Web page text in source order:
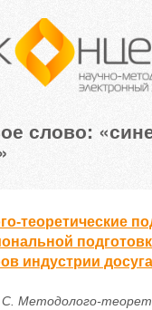
слово:
теоретические
индустрии досуга
Методолого-